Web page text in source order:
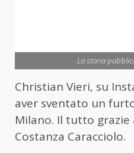
La storia
Christian Vieri, su
aver sventato un
Milano. Il tutto grazie
Costanza Caracciolo.